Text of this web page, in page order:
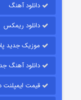
دانلود آهنگ
دانلود ریمکس
موزیک جدید
دانلود آهنگ
قیمت ایمپلنت